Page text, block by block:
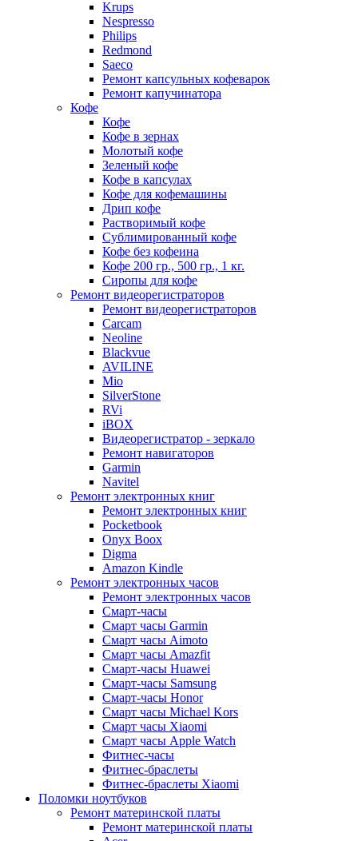
Krups
Nespresso
Philips
Redmond
Saeco
Ремонт капсульных кофеварок
Ремонт капучинатора
Кофе
Кофе
Кофе в зернах
Молотый кофе
Зеленый кофе
Кофе в капсулах
Кофе для кофемашины
Дрип кофе
Растворимый кофе
Сублимированный кофе
Кофе без кофеина
Кофе 200 гр., 500 гр., 1 кг.
Сиропы для кофе
Ремонт видеорегистраторов
Ремонт видеорегистраторов
Carcam
Neoline
Blackvue
AVILINE
Mio
SilverStone
RVi
iBOX
Видеорегистратор - зеркало
Ремонт навигаторов
Garmin
Navitel
Ремонт электронных книг
Ремонт электронных книг
Pocketbook
Onyx Boox
Digma
Amazon Kindle
Ремонт электронных часов
Ремонт электронных часов
Смарт-часы
Смарт часы Garmin
Смарт часы Aimoto
Смарт часы Amazfit
Смарт-часы Huawei
Смарт-часы Samsung
Смарт-часы Honor
Смарт часы Michael Kors
Смарт часы Xiaomi
Смарт часы Apple Watch
Фитнес-часы
Фитнес-браслеты
Фитнес-браслеты Xiaomi
Поломки ноутбуков
Ремонт материнской платы
Ремонт материнской платы